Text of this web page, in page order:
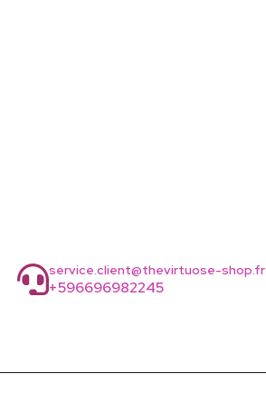
service.client@thevirtuose-shop.fr
+596696982245